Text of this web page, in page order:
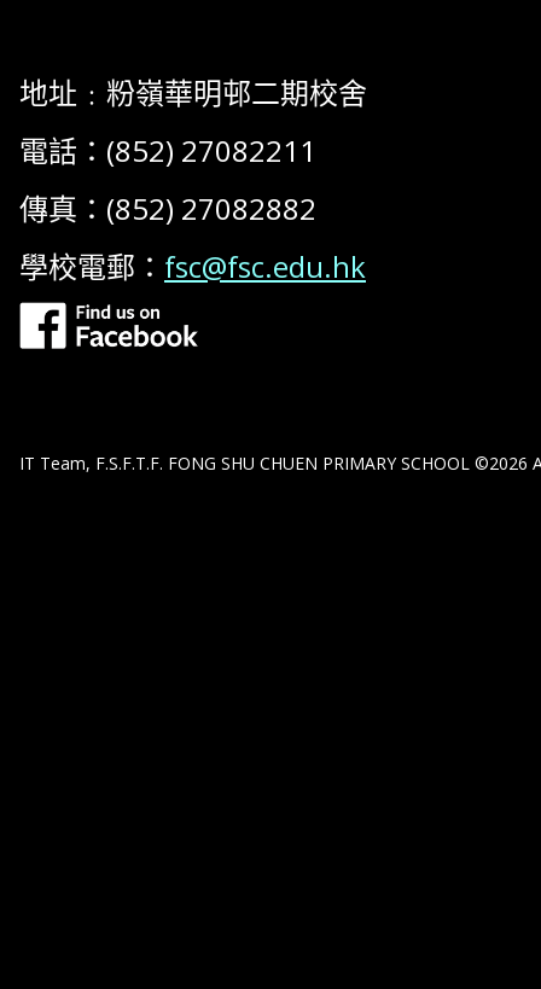
地址﹕粉嶺華明邨二期校舍
電話：(852) 27082211
傳真：(852) 27082882
學校電郵： fsc@fsc.edu.hk
IT Team, F.S.F.T.F. FONG SHU CHUEN PRIMARY SCHOOL ©2026